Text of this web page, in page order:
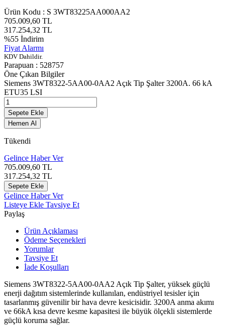
Ürün Kodu : S 3WT83225AA000AA2
705.009,60 TL
317.254,32 TL
%55 İndirim
Fiyat Alarmı
KDV Dahildir.
Parapuan : 528757
Öne Çıkan Bilgiler
Siemens 3WT8322-5AA00-0AA2 Açık Tip Şalter 3200A. 66 kA
ETU35 LSI
Sepete Ekle
Hemen Al
Tükendi
Gelince Haber Ver
705.009,60 TL
317.254,32 TL
Sepete Ekle
Gelince Haber Ver
Listeye Ekle Tavsiye Et
Paylaş
Ürün Açıklaması
Ödeme Seçenekleri
Yorumlar
Tavsiye Et
İade Koşulları
Siemens 3WT8322-5AA00-0AA2 Açık Tip Şalter, yüksek güçlü
enerji dağıtım sistemlerinde kullanılan, endüstriyel tesisler için
tasarlanmış güvenilir bir hava devre kesicisidir. 3200A anma akımı
ve 66kA kısa devre kesme kapasitesi ile büyük ölçekli sistemlerde
güçlü koruma sağlar.